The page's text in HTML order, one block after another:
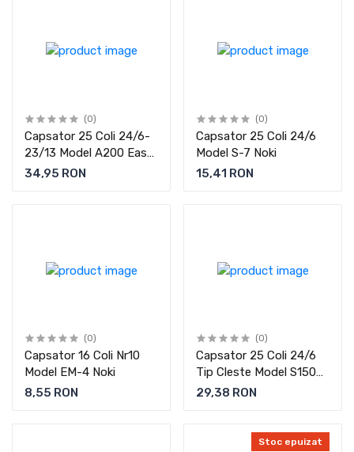
(0)
Capsator 25 Coli 24/6-
23/13 Model A200 Easy
Touch Noki
34,95 RON
(0)
Capsator 25 Coli 24/6
Model S-7 Noki
15,41 RON
(0)
Capsator 16 Coli Nr10
Model EM-4 Noki
8,55 RON
(0)
Capsator 25 Coli 24/6
Tip Cleste Model S150
Negru Noki
29,38 RON
Stoc epuizat